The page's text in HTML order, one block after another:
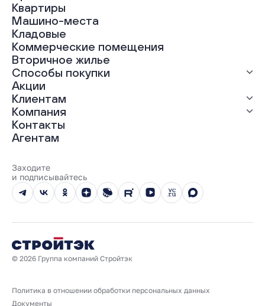
Все проекты
ЖК «Абрикос»
ЖК «Гравитация»
ЖК «Грин Гарден»
ЖК «Динамика»
ЖК «Мохито»
ЖК «Современник»
ЖК «Янтарная долина»
Квартиры
Машино-места
Кладовые
Коммерческие помещения
Вторичное жилье
Способы покупки
Выгодная ипотека
Рассрочка
Материнский капитал
Трейд-ин
100% оплата
Акции
Клиентам
Ход строительства
Документы
Выдача ключей
Компания
О нас
Карьера
Реализованные проекты
Вопросы и ответы
Новости
Юбилейный год
Контакты
Агентам
Заходите
и подписывайтесь
© 2026 Группа компаний Стройтэк
Политика в отношении обработки персональных данных
Документы